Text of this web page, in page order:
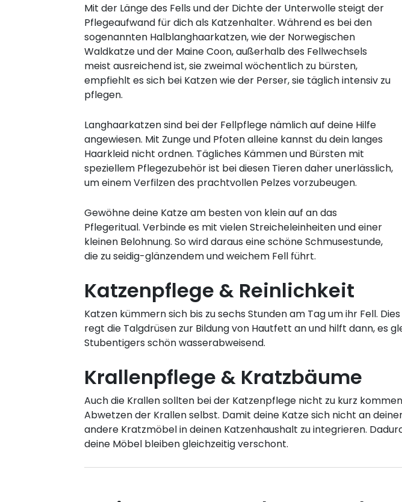
Mit der Länge des Fells und der Dichte der Unterwolle steigt der
Pflegeaufwand für dich als Katzenhalter. Während es bei den
sogenannten Halblanghaarkatzen, wie der Norwegischen
Waldkatze und der Maine Coon, außerhalb des Fellwechsels
meist ausreichend ist, sie zweimal wöchentlich zu bürsten,
empfiehlt es sich bei Katzen wie der Perser, sie täglich intensiv zu
pflegen.
Langhaarkatzen sind bei der Fellpflege nämlich auf deine Hilfe
angewiesen. Mit Zunge und Pfoten alleine kannst du dein langes
Haarkleid nicht ordnen. Tägliches Kämmen und Bürsten mit
speziellem Pflegezubehör ist bei diesen Tieren daher unerlässlich,
um einem Verfilzen des prachtvollen Pelzes vorzubeugen.
Gewöhne deine Katze am besten von klein auf an das
Pflegeritual. Verbinde es mit vielen Streicheleinheiten und einer
kleinen Belohnung. So wird daraus eine schöne Schmusestunde,
die zu seidig-glänzendem und weichem Fell führt.
Katzenpflege & Reinlichkeit
Katzen kümmern sich bis zu sechs Stunden am Tag um ihr Fell.
regt die Talgdrüsen zur Bildung von Hautfett an und hilft dann, es
Stubentigers schön wasserabweisend.
Krallenpflege & Kratzbäume
Auch die Krallen sollten bei der Katzenpflege nicht zu kurz
Abwetzen der Krallen selbst. Damit deine Katze sich nicht an
andere Kratzmöbel in deinen Katzenhaushalt zu integrieren.
deine Möbel bleiben gleichzeitig verschont.